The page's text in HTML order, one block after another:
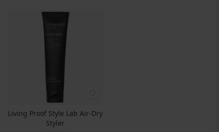
Living Proof Style Lab Air-Dry
Styler